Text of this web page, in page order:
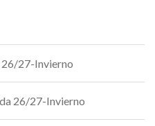
26/27-Invierno
26/27-Invierno